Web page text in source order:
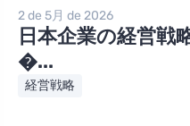
2 de 5月 de 2026
日本企業の経営戦
�...
経営戦略